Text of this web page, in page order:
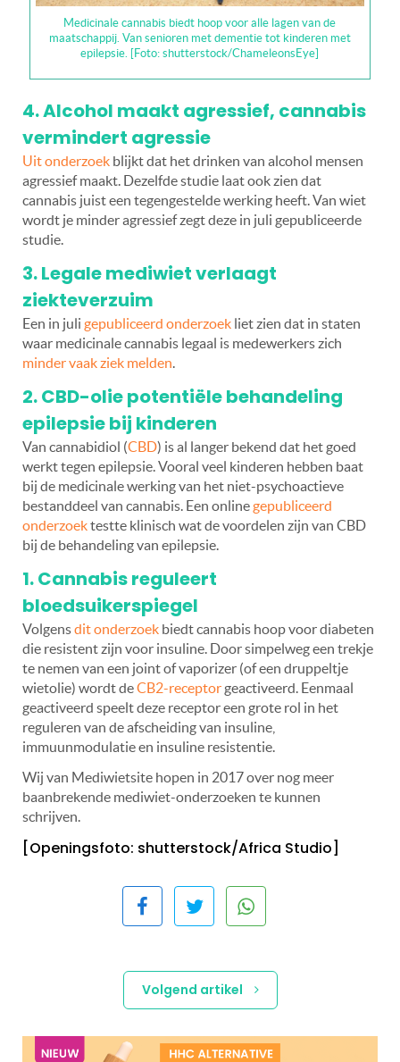
Medicinale cannabis biedt hoop voor alle lagen van de
maatschappij. Van senioren met dementie tot kinderen met
epilepsie. [Foto: shutterstock/ChameleonsEye]
4. Alcohol maakt agressief, cannabis
vermindert agressie
Uit onderzoek blijkt dat het drinken van alcohol mensen
agressief maakt. Dezelfde studie laat ook zien dat
cannabis juist een tegengestelde werking heeft. Van wiet
wordt je minder agressief zegt deze in juli gepubliceerde
studie.
3. Legale mediwiet verlaagt
ziekteverzuim
Een in juli gepubliceerd onderzoek liet zien dat in staten
waar medicinale cannabis legaal is medewerkers zich
minder vaak ziek melden.
2. CBD-olie potentiële behandeling
epilepsie bij kinderen
Van cannabidiol (CBD) is al langer bekend dat het goed
werkt tegen epilepsie. Vooral veel kinderen hebben baat
bij de medicinale werking van het niet-psychoactieve
bestanddeel van cannabis. Een onlinegepubliceerd
onderzoektestte klinisch wat de voordelen zijn van CBD
bij de behandeling van epilepsie.
1. Cannabis reguleert
bloedsuikerspiegel
Volgensdit onderzoek biedt cannabis hoop voor diabeten
die resistent zijn voor insuline. Door simpelweg een trekje
te nemen van een joint of vaporizer (of een druppeltje
wietolie) wordt deCB2-receptor geactiveerd. Eenmaal
geactiveerd speelt deze receptor een grote rol in het
reguleren van de afscheiding van insuline,
immuunmodulatie en insuline resistentie.
Wij van Mediwietsite hopen in 2017 over nog meer
baanbrekende mediwiet-onderzoeken te kunnen
schrijven.
[Openingsfoto: shutterstock/Africa Studio]
Volgend artikel